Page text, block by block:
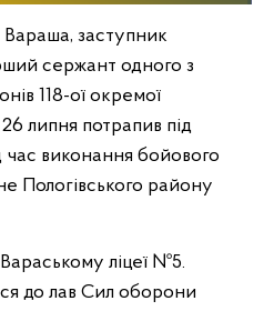
заступник
сержант одного з
118-ої окремої
липня потрапив під
час виконання бойового
Пологівського району
ліцеї №5.
до лав Сил оборони